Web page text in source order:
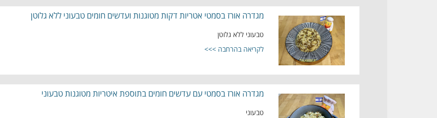
מגדרה אורז בסמטי אטריות דקות מטוגנות ועדשים חומים טבעוני ללא גלוטן
טבעוני ללא גלוטן
לקריאה בהרחבה >>>
מגדרה אורז בסמטי עם עדשים חומים בתוספת איטריות מטוגנות טבעוני
טבעוני